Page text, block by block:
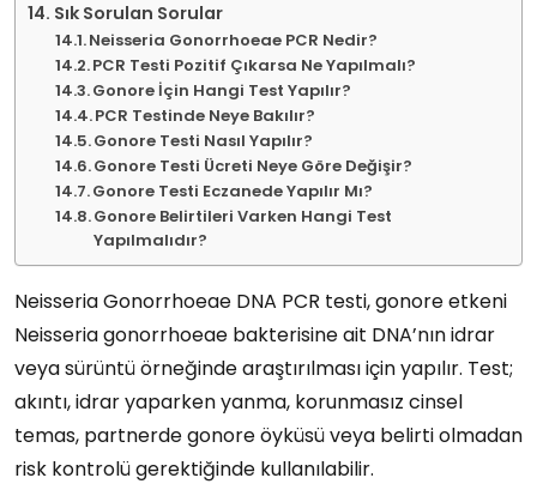
Sık Sorulan Sorular
Neisseria Gonorrhoeae PCR Nedir?
PCR Testi Pozitif Çıkarsa Ne Yapılmalı?
Gonore İçin Hangi Test Yapılır?
PCR Testinde Neye Bakılır?
Gonore Testi Nasıl Yapılır?
Gonore Testi Ücreti Neye Göre Değişir?
Gonore Testi Eczanede Yapılır Mı?
Gonore Belirtileri Varken Hangi Test
Yapılmalıdır?
Neisseria Gonorrhoeae DNA PCR testi, gonore etkeni
Neisseria gonorrhoeae bakterisine ait DNA’nın idrar
veya sürüntü örneğinde araştırılması için yapılır. Test;
akıntı, idrar yaparken yanma, korunmasız cinsel
temas, partnerde gonore öyküsü veya belirti olmadan
risk kontrolü gerektiğinde kullanılabilir.